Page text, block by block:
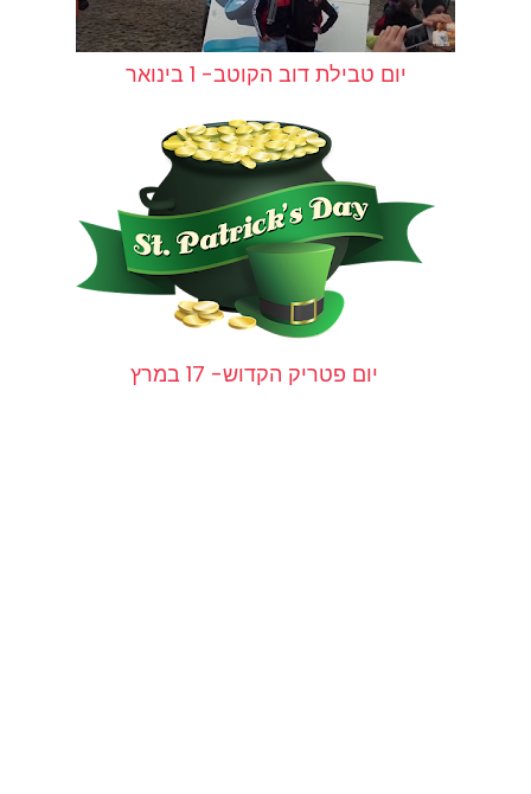
יום טבילת דוב הקוטב- 1 בינואר
יום פטריק הקדוש- 17 במרץ